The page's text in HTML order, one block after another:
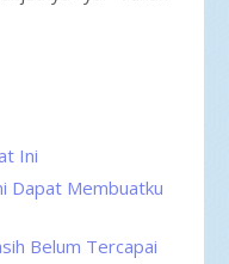
Ini
Dapat Membuatku
Belum Tercapai